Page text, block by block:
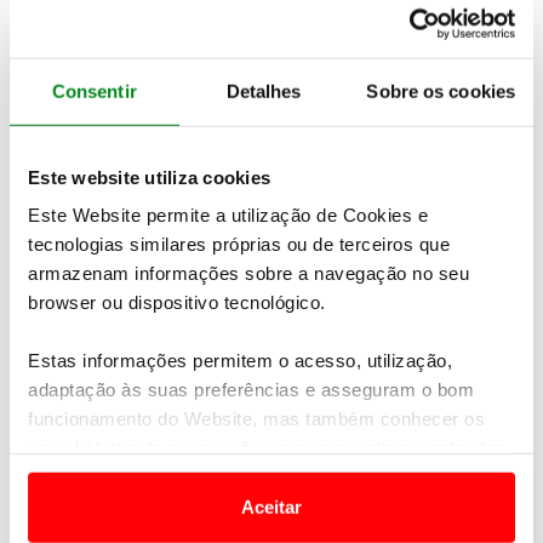
Consentir Detalhes Sobre os cookies
Este website utiliza cookies
Este Website permite a utilização de Cookies e
tecnologias similares próprias ou de terceiros que
armazenam informações sobre a navegação no seu
browser ou dispositivo tecnológico.
Estas informações permitem o acesso, utilização,
adaptação às suas preferências e asseguram o bom
funcionamento do Website, mas também conhecer os
e anúncios de modo a promover produtos e/ou serviços.
Em alguns casos, a utilização destas tecnologias
Aceitar
Temos mais viagens e experiências à sua espera.
Veja também